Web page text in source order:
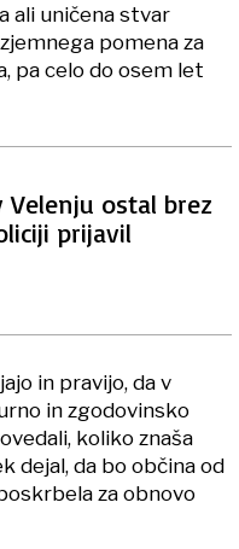
ali uničena stvar
pomena za
pa celo do osem let
ostal brez
prijavil
in pravijo, da v
in zgodovinsko
koliko znaša
dejal, da bo občina od
za obnovo